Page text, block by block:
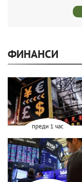
ФИНАНСИ
преди 1 час